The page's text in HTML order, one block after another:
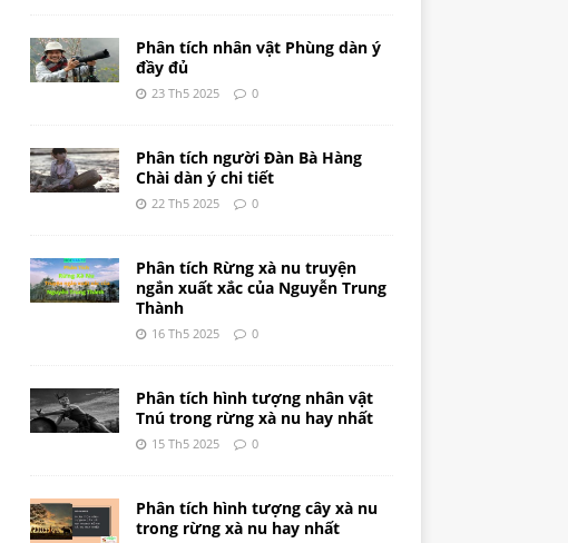
Phân tích nhân vật Phùng dàn ý
đầy đủ
23 Th5 2025 0
Phân tích người Đàn Bà Hàng
Chài dàn ý chi tiết
22 Th5 2025 0
Phân tích Rừng xà nu truyện
ngắn xuất xắc của Nguyễn Trung
Thành
16 Th5 2025 0
Phân tích hình tượng nhân vật
Tnú trong rừng xà nu hay nhất
15 Th5 2025 0
Phân tích hình tượng cây xà nu
trong rừng xà nu hay nhất